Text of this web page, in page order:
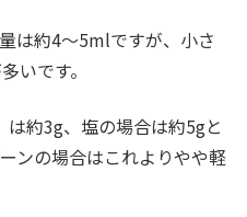
は約4〜5mlですが、小さ
いです。
約3g、塩の場合は約5gと
ンの場合はこれよりやや軽